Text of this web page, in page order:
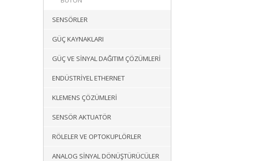
SENSÖRLER
GÜÇ KAYNAKLARI
GÜÇ VE SINYAL DAĞITIM ÇÖZÜMLERI
ENDÜSTRIYEL ETHERNET
KLEMENS ÇÖZÜMLERI
SENSÖR AKTUATÖR
RÖLELER VE OPTOKUPLÖRLER
ANALOG SINYAL DÖNÜŞTÜRÜCÜLER